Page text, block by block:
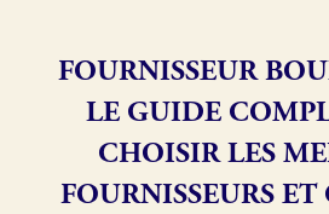
Je suis
Je découvre
France
Offres
Fonds
FOURNISSEUR
LE GUIDE
CHOISIR LES
FOURNISSEURS